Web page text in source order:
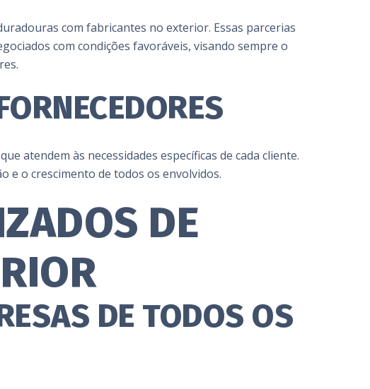
com fabricantes no exterior. Essas parcerias
com condições favoráveis, visando sempre o
atendem às necessidades específicas de cada cliente.
e o crescimento de todos os envolvidos.
DE
DE TODOS OS